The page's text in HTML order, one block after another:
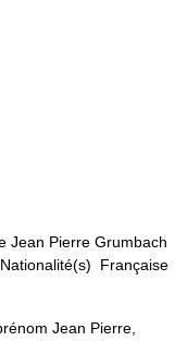
Jean Pierre Grumbach
Française
Jean Pierre,